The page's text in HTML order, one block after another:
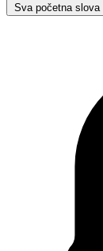
Sva početna slova